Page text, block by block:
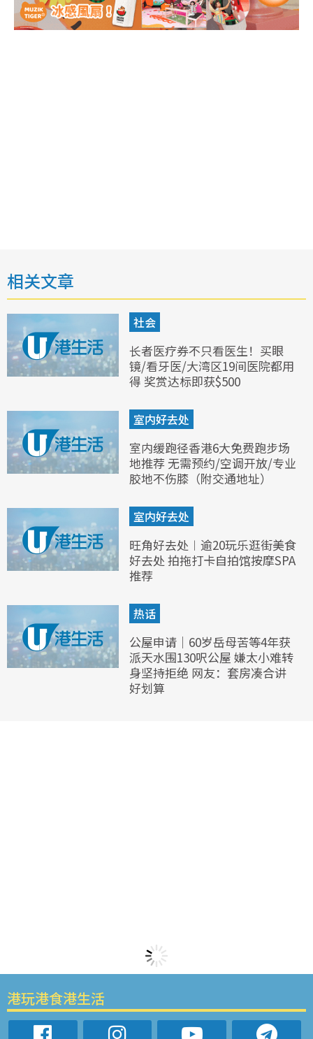
相关文章
社会
长者医疗券不只看医生！买眼
镜/看牙医/大湾区19间医院都用
得 奖赏达标即获$500
室内好去处
室内缓跑径香港6大免费跑步场
地推荐 无需预约/空调开放/专业
胶地不伤膝（附交通地址）
室内好去处
旺角好去处︱逾20玩乐逛街美食
好去处 拍拖打卡自拍馆按摩SPA
推荐
热话
公屋申请｜60岁岳母苦等4年获
派天水围130呎公屋 嫌太小难转
身坚持拒绝 网友：套房凑合讲
好划算
港玩港食港生活